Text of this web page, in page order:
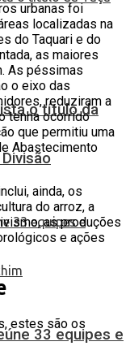
o título da
33 equipes e
urbanas foi
localizadas na
do Taquari e do
as maiores
As péssimas
o eixo das
reduziram a
tenha ocorrido
que permitiu uma
Abastecimento
ainda, os
do arroz, a
as produções
e ações
estes são os